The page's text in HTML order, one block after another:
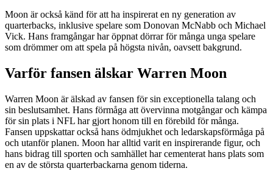
Moon är också känd för att ha inspirerat en ny generation av
quarterbacks, inklusive spelare som Donovan McNabb och Michael
Vick. Hans framgångar har öppnat dörrar för många unga spelare
som drömmer om att spela på högsta nivån, oavsett bakgrund.
Varför fansen älskar Warren Moon
Warren Moon är älskad av fansen för sin exceptionella talang och
sin beslutsamhet. Hans förmåga att övervinna motgångar och kämpa
för sin plats i NFL har gjort honom till en förebild för många.
Fansen uppskattar också hans ödmjukhet och ledarskapsförmåga på
och utanför planen. Moon har alltid varit en inspirerande figur, och
hans bidrag till sporten och samhället har cementerat hans plats som
en av de största quarterbackarna genom tiderna.